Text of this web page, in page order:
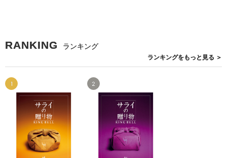
RANKING ランキング
ランキングをもっと見る ＞
1 2